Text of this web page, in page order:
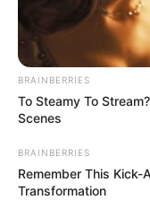
Auf einigen Seiten
gekauft wird, ist das
dadurch der Preis
BRAINBERRIES
To Steamy To
Scenes
BRAINBERRIES
Remember This Kick-
Transformation